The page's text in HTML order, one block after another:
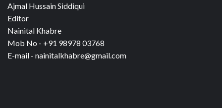
Ajmal Hussain Siddiqui
Editor
Nainital Khabre
Mob No - +91 98978 03768
E-mail - nainitalkhabre@gmail.com